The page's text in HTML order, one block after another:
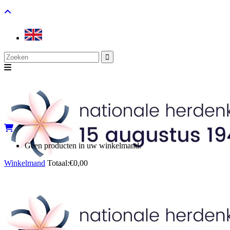
Search
for:
Geen producten in uw winkelmand.
Winkelmand Totaal:€0,00